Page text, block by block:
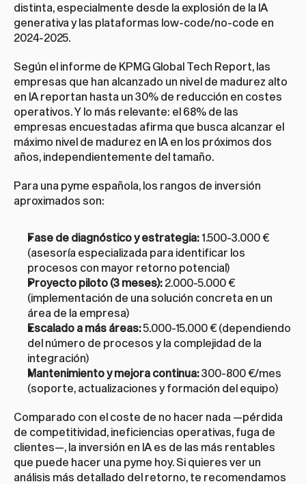
distinta, especialmente desde la explosión de la IA
generativa y las plataformas low-code/no-code en
2024-2025.
Según el informe de KPMG Global Tech Report, las
empresas que han alcanzado un nivel de madurez alto
en IA reportan hasta un 30% de reducción en costes
operativos. Y lo más relevante: el 68% de las
empresas encuestadas afirma que busca alcanzar el
máximo nivel de madurez en IA en los próximos dos
años, independientemente del tamaño.
Para una pyme española, los rangos de inversión
aproximados son:
Fase de diagnóstico y estrategia: 1.500-3.000 €
(asesoría especializada para identificar los
procesos con mayor retorno potencial)
Proyecto piloto (3 meses): 2.000-5.000 €
(implementación de una solución concreta en un
área de la empresa)
Escalado a más áreas: 5.000-15.000 € (dependiendo
del número de procesos y la complejidad de la
integración)
Mantenimiento y mejora continua: 300-800 €/mes
(soporte, actualizaciones y formación del equipo)
Comparado con el coste de no hacer nada —pérdida
de competitividad, ineficiencias operativas, fuga de
clientes—, la inversión en IA es de las más rentables
que puede hacer una pyme hoy. Si quieres ver un
análisis más detallado del retorno, te recomendamos